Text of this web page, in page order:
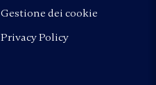
Gestione dei cookie
Privacy Policy